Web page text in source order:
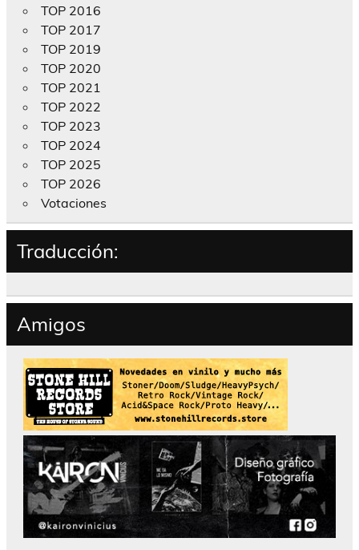
TOP 2016
TOP 2017
TOP 2019
TOP 2020
TOP 2021
TOP 2022
TOP 2023
TOP 2024
TOP 2025
TOP 2026
Votaciones
Traducción:
Amigos